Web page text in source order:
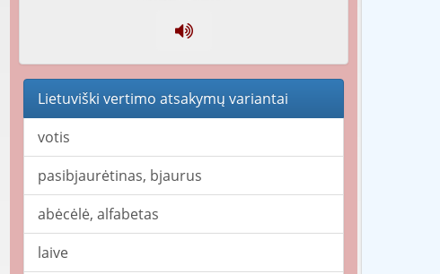
Lietuviški vertimo atsakymų variantai
votis
pasibjaurėtinas, bjaurus
abėcėlė, alfabetas
laive